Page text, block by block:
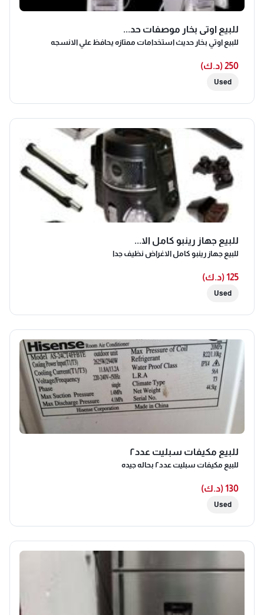
للبيع اوتي بخار موصفات حد...
للبيع اوتي بخار حديث استخدامات ممتازه يحافظ علي الانسجه
250 (د.ك)
Used
للبيع جهاز رينبو كامل الا...
للبيع جهاز رينبو كامل الاغراض نظيف جدا
125 (د.ك)
Used
للبيع مكيفات سبليت عدد٢
للبيع مكيفات سبليت عدد٢ بحاله جيده
130 (د.ك)
Used